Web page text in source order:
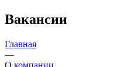
Вакансии
Главная
—
О компании